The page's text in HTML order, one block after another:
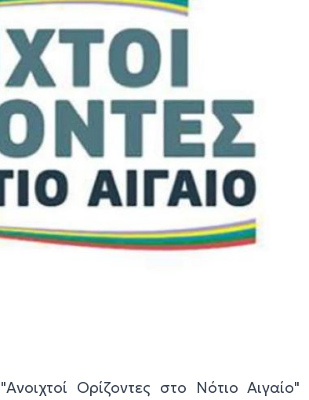
Ορίζοντες στο Νότιο Αιγαίο"